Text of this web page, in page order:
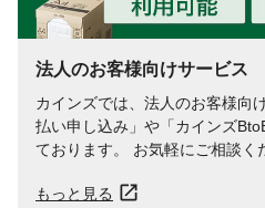
法人のお客様向けサービス
カインズでは、法人のお客様向
払い申し込み」や「カインズ
ております。 お気軽にご相談く
もっと見る